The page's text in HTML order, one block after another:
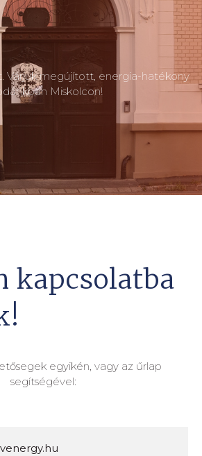
Várjuk megújított, energia-hatékony
Miskolcon!
kapcsolatba
egyikén, vagy az űrlap
segítségével: